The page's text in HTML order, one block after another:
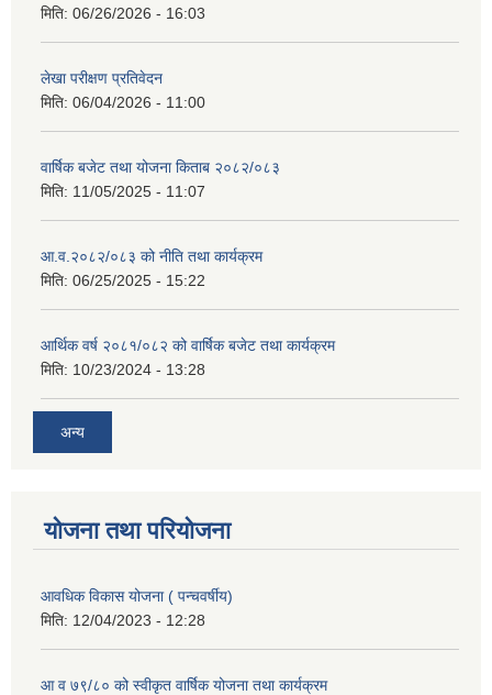
मिति: 06/26/2026 - 16:03
लेखा परीक्षण प्रतिवेदन
मिति: 06/04/2026 - 11:00
वार्षिक बजेट तथा योजना किताब २०८२/०८३
मिति: 11/05/2025 - 11:07
आ.व.२०८२/०८३ को नीति तथा कार्यक्रम
मिति: 06/25/2025 - 15:22
आर्थिक वर्ष २०८१/०८२ को वार्षिक बजेट तथा कार्यक्रम
मिति: 10/23/2024 - 13:28
अन्य
योजना तथा परियोजना
आवधिक विकास योजना ( पन्चवर्षीय)
मिति: 12/04/2023 - 12:28
आ व ७९/८० को स्वीकृत वार्षिक योजना तथा कार्यक्रम